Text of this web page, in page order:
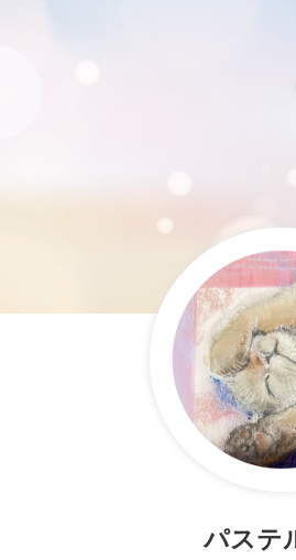
パステ